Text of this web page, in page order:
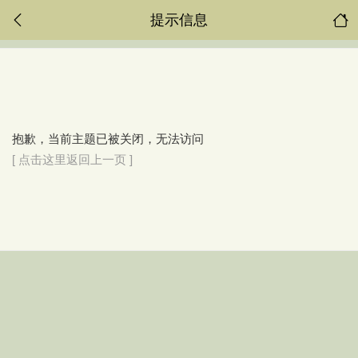
提示信息
抱歉，当前主题已被关闭，无法访问
[ 点击这里返回上一页 ]